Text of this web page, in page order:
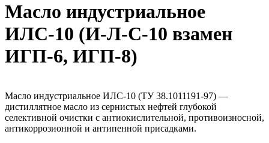
Масло индустриальное
ИЛС-10 (И-Л-С-10 взамен
ИГП-6, ИГП-8)
Масло индустриальное ИЛС-10 (ТУ 38.1011191-97) —
дистиллятное масло из сернистых нефтей глубокой
селективной очистки с антиокислительной, противоизносной,
антикоррозионной и антипенной присадками.